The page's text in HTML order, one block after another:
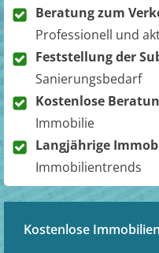
Beratung zum
Professionell und
Feststellung der
Sanierungsbedarf
Kostenlose
Immobilie
Langjährige
Immobilientrends
Kostenlose